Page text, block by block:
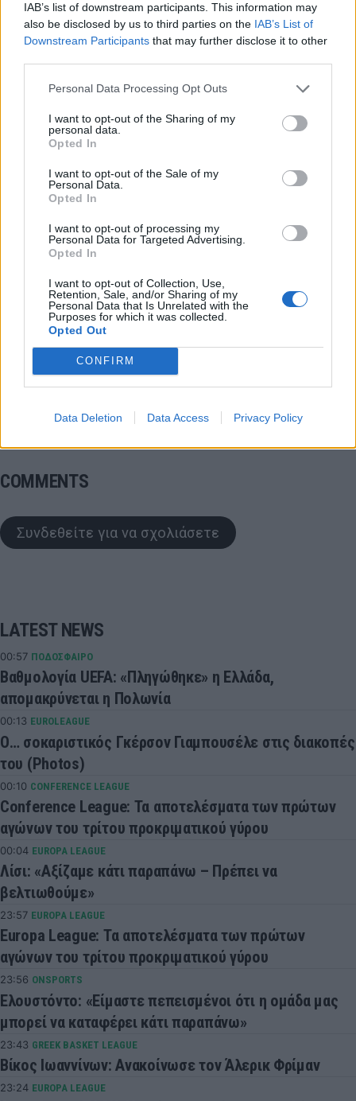
IAB’s list of downstream participants. This information may
also be disclosed by us to third parties on the IAB’s List of
Downstream Participants that may further disclose it to other
Personal Data Processing Opt Outs
I want to opt-out of the Sharing of my
personal data.
Opted In
I want to opt-out of the Sale of my
Personal Data.
Opted In
I want to opt-out of processing my
Personal Data for Targeted Advertising.
Opted In
I want to opt-out of Collection, Use,
Retention, Sale, and/or Sharing of my
Personal Data that Is Unrelated with the
Purposes for which it was collected.
Opted Out
CONFIRM
Data Deletion Data Access Privacy Policy
βλέπει στα φιλικά παιχνίδια. Όλα τα παιδιά δίνουν
το 100% και θέλουμε να βελτιωνόμαστε και να
είμαστε έτοιμοι για τα παιχνίδια που έρχονται».
Παιχνίδι από παντού στη Novibet με το
Super League Ολυμπιακός Πειραιώς
Φορτούνης Κώστας
COMMENTS
Συνδεθείτε για να σχολιάσετε
LATEST NEWS
00:57 ΠΟΔΟΣΦΑΙΡΟ
Βαθμολογία UEFA: «Πληγώθηκε» η Ελλάδα,
απομακρύνεται η Πολωνία
00:13 EUROLEAGUE
Ο… σοκαριστικός Γκέρσον Γιαμπουσέλε στις διακοπές
του (Photos)
00:10 CONFERENCE LEAGUE
Conference League: Τα αποτελέσματα των πρώτων
αγώνων του τρίτου προκριματικού γύρου
00:04 EUROPA LEAGUE
Λίσι: «Αξίζαμε κάτι παραπάνω – Πρέπει να
βελτιωθούμε»
23:57 EUROPA LEAGUE
Europa League: Τα αποτελέσματα των πρώτων
αγώνων του τρίτου προκριματικού γύρου
23:56 ONSPORTS
Ελουστόντο: «Είμαστε πεπεισμένοι ότι η ομάδα μας
μπορεί να καταφέρει κάτι παραπάνω»
23:43 GREEK BASKET LEAGUE
Βίκος Ιωαννίνων: Ανακοίνωσε τον Άλερικ Φρίμαν
23:24 EUROPA LEAGUE